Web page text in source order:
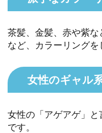
茶髪、金髪、赤や紫
など、カラーリングを
女性のギャル
女性の「アゲアゲ」
です。